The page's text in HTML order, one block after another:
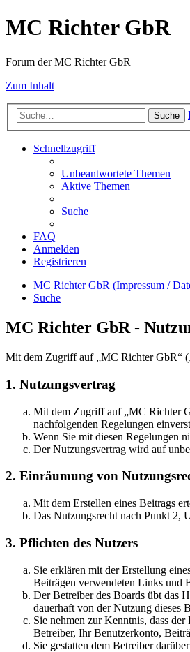
MC Richter GbR
Forum der MC Richter GbR
Zum Inhalt
Suche
Schnellzugriff
Unbeantwortete Themen
Aktive Themen
Suche
FAQ
Anmelden
Registrieren
MC Richter GbR (Impressum /
Suche
MC Richter GbR -
Mit dem Zugriff auf „MC Richter GbR“
1. Nutzungsvertrag
Mit dem Zugriff auf „MC Richter
nachfolgenden Regelungen
Wenn Sie mit diesen Regelungen
Der Nutzungsvertrag wird auf
2. Einräumung von
Mit dem Erstellen eines Beitrags
Das Nutzungsrecht nach Punkt 2,
3. Pflichten des Nutzers
Sie erklären mit der Erstellung
Beiträgen verwendeten Links und
Der Betreiber des Boards übt das
dauerhaft von der Nutzung dieses
Sie nehmen zur Kenntnis, dass
Betreiber, Ihr Benutzerkonto,
Sie gestatten dem Betreiber